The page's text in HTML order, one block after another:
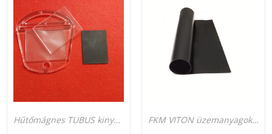
Hűtőmágnes TUBUS kinyomó fotóval szerelhető 35 x 45 képméretben
FKM VITON üzemanyagokhoz is -20°C-tól +200°C-ig